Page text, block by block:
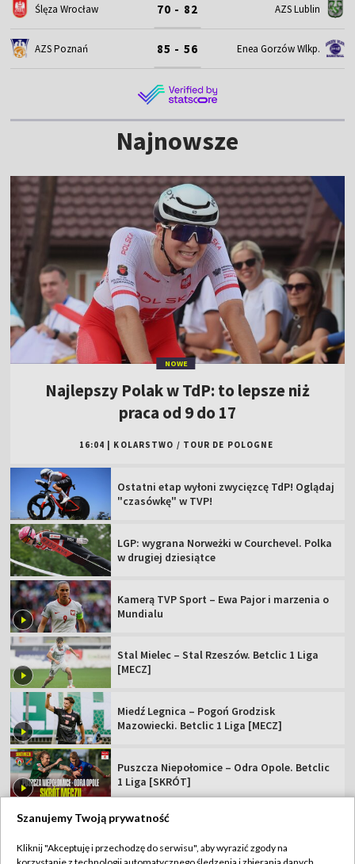
Ślęza Wrocław 70 - 82 AZS Lublin
AZS Poznań 85 - 56 Enea Gorzów Wlkp.
Najnowsze
NOWE
Najlepszy Polak w TdP: to lepsze niż
praca od 9 do 17
16:04 KOLARSTWO / TOUR DE POLOGNE
Ostatni etap wyłoni zwycięzcę TdP! Oglądaj
"czasówkę" w TVP!
LGP: wygrana Norweżki w Courchevel. Polka
w drugiej dziesiątce
Kamerą TVP Sport – Ewa Pajor i marzenia o
Mundialu
Stal Mielec – Stal Rzeszów. Betclic 1 Liga
[MECZ]
Miedź Legnica – Pogoń Grodzisk
Mazowiecki. Betclic 1 Liga [MECZ]
Puszcza Niepołomice – Odra Opole. Betclic
1 Liga [SKRÓT]
Szanujemy Twoją prywatność
Kliknij "Akceptuję i przechodzę do serwisu", aby wyrazić zgody na